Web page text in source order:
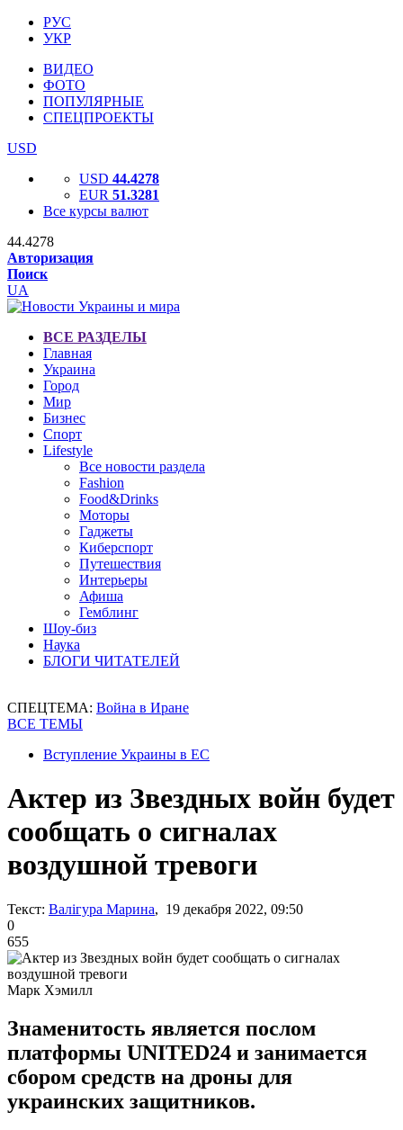
РУС
УКР
ВИДЕО
ФОТО
ПОПУЛЯРНЫЕ
СПЕЦПРОЕКТЫ
USD
USD 44.4278
EUR 51.3281
Все курсы валют
44.4278
Авторизация
Поиск
UA
ВСЕ РАЗДЕЛЫ
Главная
Украина
Город
Мир
Бизнес
Спорт
Lifestyle
Все новости раздела
Fashion
Food&Drinks
Моторы
Гаджеты
Киберспорт
Путешествия
Интерьеры
Афиша
Гемблинг
Шоу-биз
Наука
БЛОГИ ЧИТАТЕЛЕЙ
СПЕЦТЕМА: Война в Иране
ВСЕ ТЕМЫ
Вступление Украины в ЕС
Актер из Звездных войн будет
сообщать о сигналах
воздушной тревоги
Текст: Валігура Марина, 19 декабря 2022, 09:50
0
655
Марк Хэмилл
Знаменитость является послом
платформы UNITED24 и занимается
сбором средств на дроны для
украинских защитников.